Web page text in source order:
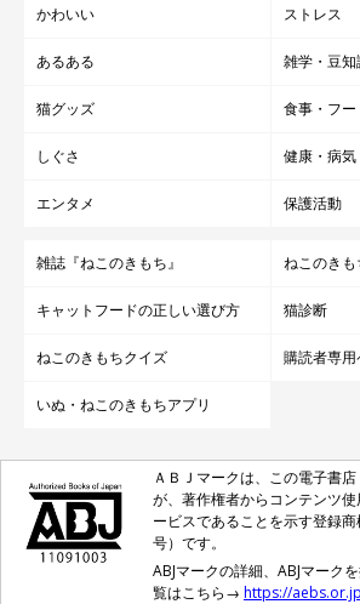
かわいい ストレス
あるある 雑学・豆知
猫グッズ 食事・フー
しぐさ 健康・病気
エンタメ 保護活動
雑誌『ねこのきもち』 ねこのき
キャットフードの正しい選び方 猫診断
ねこのきもちクイズ 購読者専用
いぬ・ねこのきもちアプリ
ＡＢＪマークは、この電子書
が、著作権者からコンテンツ
ービスであることを示す登録
号）です。
ABJマークの詳細、ABJマーク
覧はこちら→ https://